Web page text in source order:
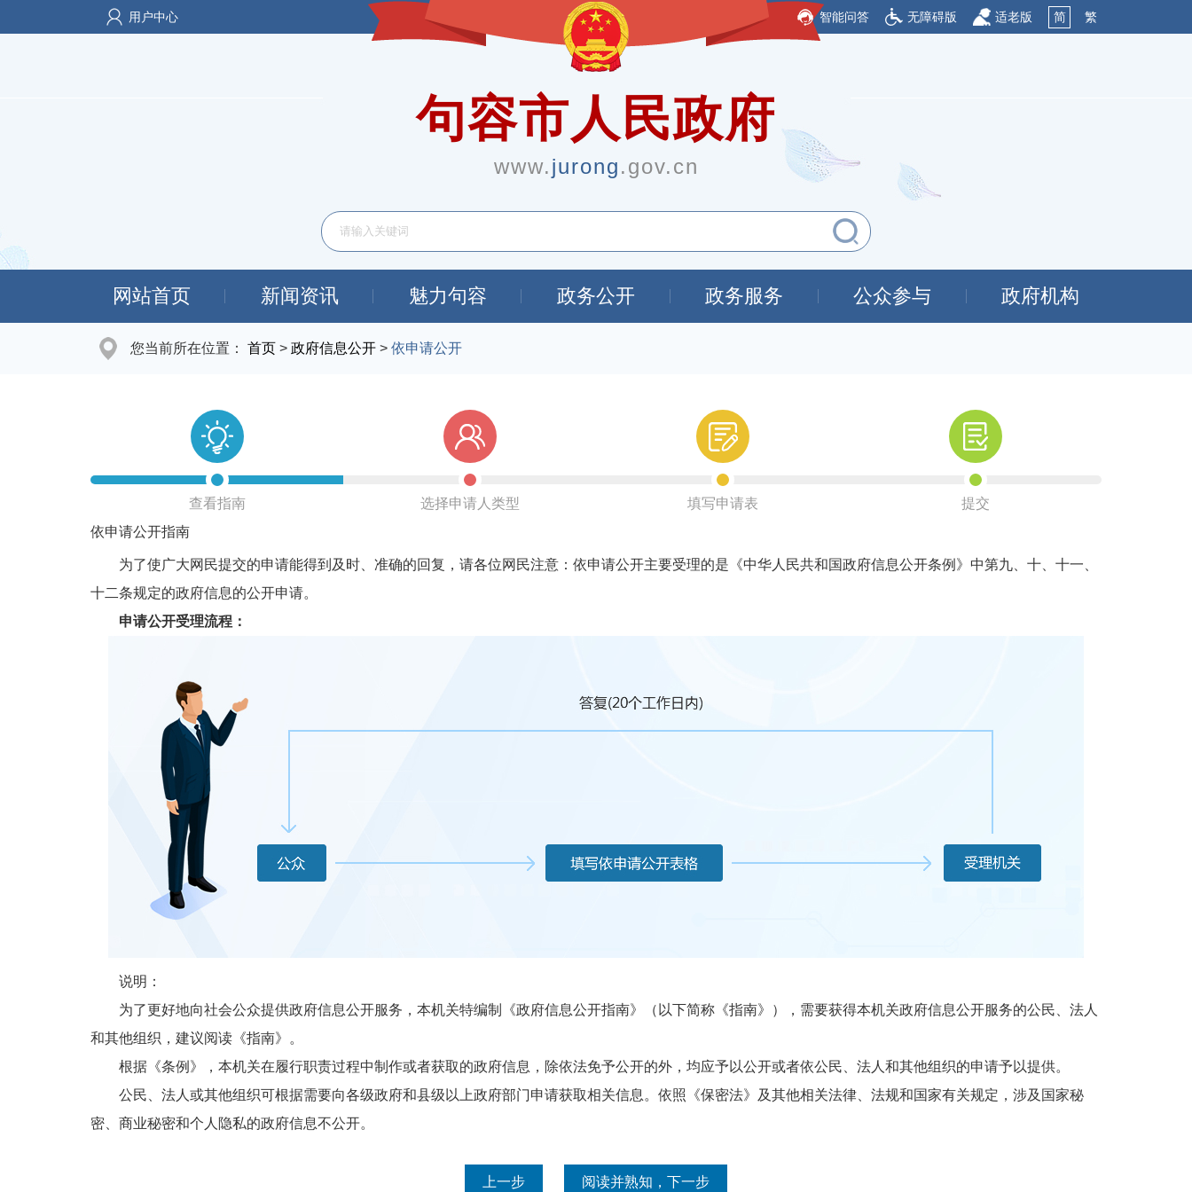
用户中心 智能问答 无障碍版 适老版 简 繁
句容市人民政府
www.jurong.gov.cn
网站首页 新闻资讯 魅力句容 政务公开 政务服务 公众参与 政府机构
您当前所在位置： 首页 > 政府信息公开 > 依申请公开
查看指南 选择申请人类型 填写申请表
提交
依申请公开指南
为了使广大网民提交的申请能得到及时、准确的回复，请各位网民注意：依申请公开主要受理的是《中华人民共和国政府信息公开条例》中第九、十、十一、
十二条规定的政府信息的公开申请。
申请公开受理流程：
说明：
为了更好地向社会公众提供政府信息公开服务，本机关特编制《政府信息公开指南》（以下简称《指南》），需要获得本机关政府信息公开服务的公民、法人
和其他组织，建议阅读《指南》。
根据《条例》，本机关在履行职责过程中制作或者获取的政府信息，除依法免予公开的外，均应予以公开或者依公民、法人和其他组织的申请予以提供。
公民、法人或其他组织可根据需要向各级政府和县级以上政府部门申请获取相关信息。依照《保密法》及其他相关法律、法规和国家有关规定，涉及国家秘
密、商业秘密和个人隐私的政府信息不公开。
上一步 阅读并熟知，下一步